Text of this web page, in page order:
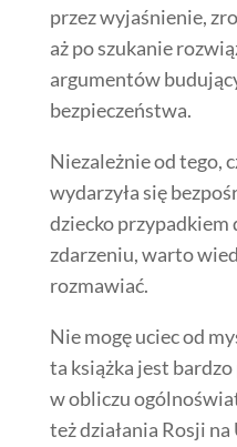
przez wyjaśnienie,
aż po szukanie
argumentów
bezpieczeństwa.
Niezależnie od tego,
wydarzyła się
dziecko przypadkiem
zdarzeniu, warto
rozmawiać.
Nie mogę uciec od
ta książka jest
w obliczu
też działania Rosji